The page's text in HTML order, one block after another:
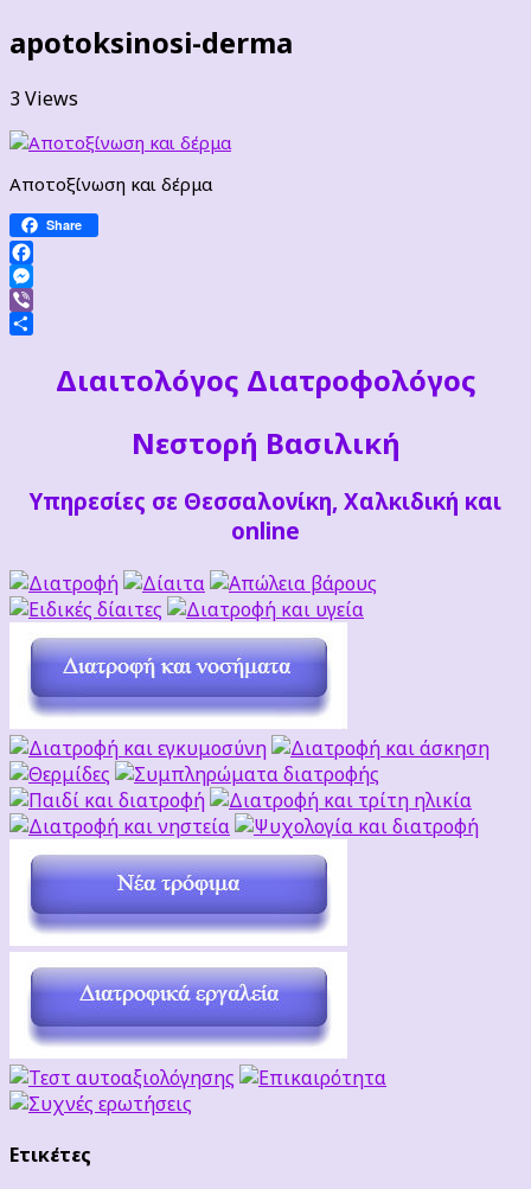
apotoksinosi-derma
3 Views
Αποτοξίνωση και δέρμα
Share
Facebook
Messenger
Viber
Διαιτoλόγος Διατροφολόγος
Νεστορή Βασιλική
Υπηρεσίες σε Θεσσαλονίκη, Χαλκιδική και
online
Ετικέτες